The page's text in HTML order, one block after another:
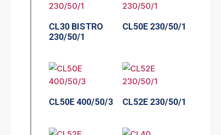
CL30 BISTRO
230/50/1
CL50E 230/50/1
CL50E 400/50/3 CL52E 230/50/1